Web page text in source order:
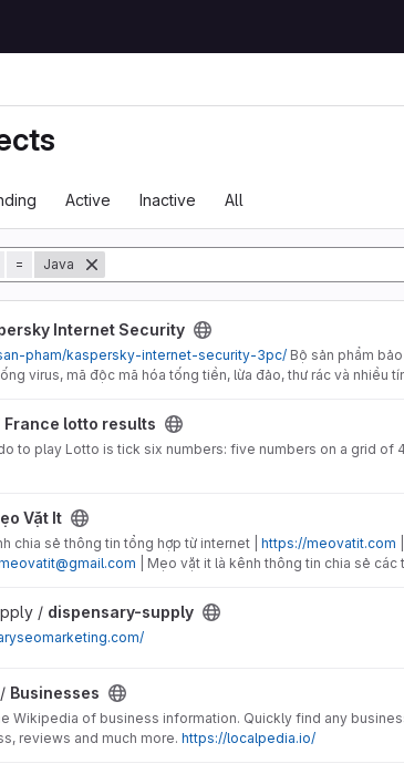
Active Inactive All
= Java
Security project
Internet Security
pham/kaspersky-internet-security-3pc/ Bộ sản phẩm
virus, mã độc mã hóa tống tiền, lừa đảo, thư rác và nhiều
project
France lotto results
to play Lotto is tick six numbers: five numbers on a grid of
Vặt It
chia sẻ thông tin tổng hợp từ internet | https://meovatit.com
| Mẹo vặt it là kênh thông tin chia sẻ
project
/ dispensary-supply
Businesses
Wikipedia of business information. Quickly find any
reviews and much more. https://localpedia.io/